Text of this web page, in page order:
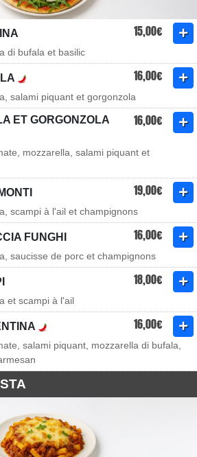
15,00€
di bufala et basilic
16,00€
salami piquant et gorgonzola
ET GORGONZOLA 16,00€
mozzarella, salami piquant et
19,00€
scampi à l'ail et champignons
FUNGHI 16,00€
saucisse de porc et champignons
18,00€
et scampi à l'ail
16,00€
salami piquant, mozzarella di bufala,